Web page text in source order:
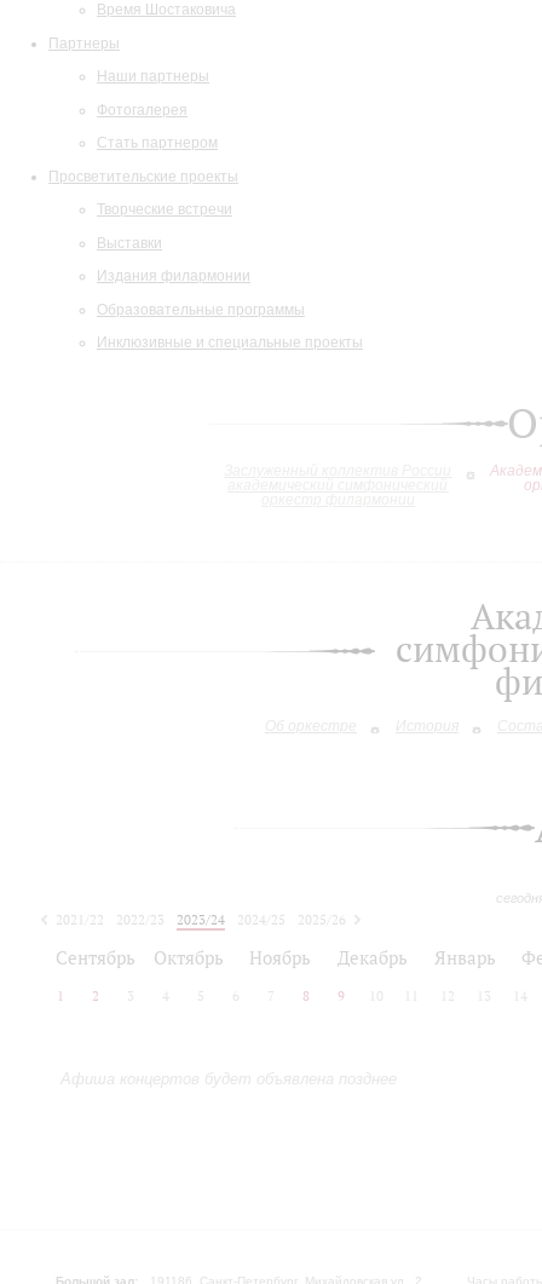
Время Шостаковича
Партнеры
Наши партнеры
Фотогалерея
Стать партнером
Просветительские проекты
Творческие встречи
Выставки
Издания филармонии
Образовательные программы
Инклюзивные и специальные проекты
Об оркестре История
2021/22 2022/23 2023/24 2024/25
2025/26
Сентябрь Октябрь Ноябрь Декабрь Январь
1 2 3 4 5 6 7 8 9 10 12 13 14
Афиша концертов будет объявлена позднее
Большой зал: 191186, Санкт-Петербург, Михайловская ул., 2 Часы